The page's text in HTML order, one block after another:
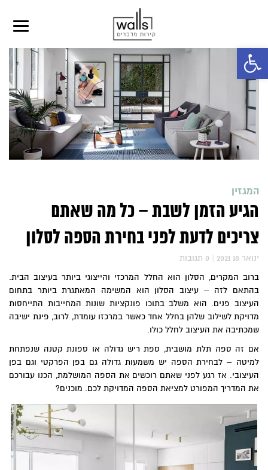
פתח סרגל נגישות
המגזין
הגיע הזמן לשבת – כל מה שאתם
צריכים לדעת לפני בחירת הספה לסלון
2021 ינואר 18 0 תגובות
ברוב המקרים, הסלון הוא החלל המרכזי והייצוגי ביותר בעיצוב הבית.
בהתאם לזה – עיצוב הסלון הוא המשימה המאתגרת ביותר בתחום
העיצוב פנים. הוא משלב בתוכו פונקציות שונות המחייבות התייחסות
מדויקת לשילוב שלהן בחלל אחד כאשר במרכזו עומדת, לרוב, פינת ישיבה
שמכתיבה את העיצוב לחלל כולו.
אם זה ספה תלת מושבית, ספת ריש גדולה או ספונת קטנה שנפתחת
למיטה – לבחירת הספה יש משמעות גדולה גם בפן הפרקטי וגם בפן
העיצובי. אז רגע לפני שאתם רוכשים את הספה המושלמת, הכנו עבורכם
את המדריך המפורט למציאת הספה המדויקת לכם. מוכנים?